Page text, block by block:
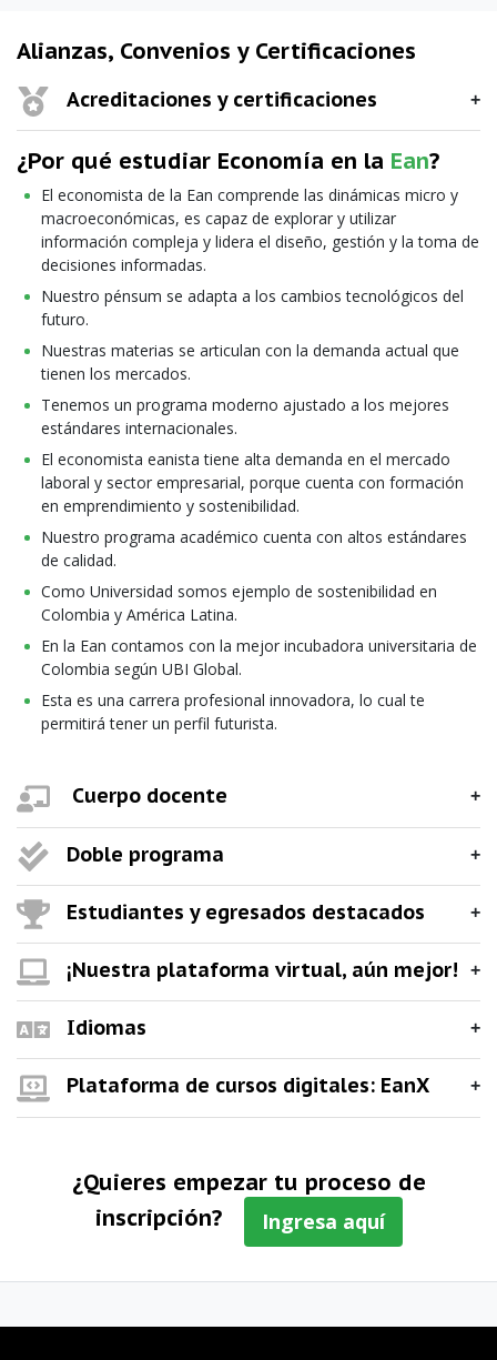
Alianzas, Convenios y Certificaciones
Acreditaciones y certificaciones
¿Por qué estudiar Economía en la Ean?
El economista de la Ean comprende las dinámicas micro y
macroeconómicas, es capaz de explorar y utilizar
información compleja y lidera el diseño, gestión y la toma de
decisiones informadas.
Nuestro pénsum se adapta a los cambios tecnológicos del
futuro.
Nuestras materias se articulan con la demanda actual que
tienen los mercados.
Tenemos un programa moderno ajustado a los mejores
estándares internacionales.
El economista eanista tiene alta demanda en el mercado
laboral y sector empresarial, porque cuenta con formación
en emprendimiento y sostenibilidad.
Nuestro programa académico cuenta con altos estándares
de calidad.
Como Universidad somos ejemplo de sostenibilidad en
Colombia y América Latina.
En la Ean contamos con la mejor incubadora universitaria de
Colombia según UBI Global.
Esta es una carrera profesional innovadora, lo cual te
permitirá tener un perfil futurista.
Cuerpo docente
Doble programa
Estudiantes y egresados destacados
¡Nuestra plataforma virtual, aún mejor!
Idiomas
Plataforma de cursos digitales: EanX
¿Quieres empezar tu proceso de
inscripción?
Ingresa aquí